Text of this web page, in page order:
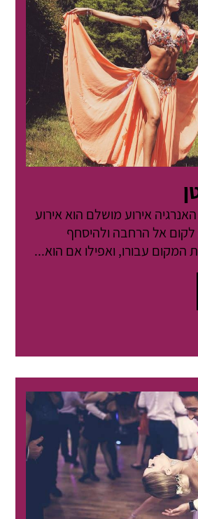
אירוע מושלם הוא אירוע
לקום אל הרחבה ולהיסחף
המקום עבורו, ואפילו אם הוא...